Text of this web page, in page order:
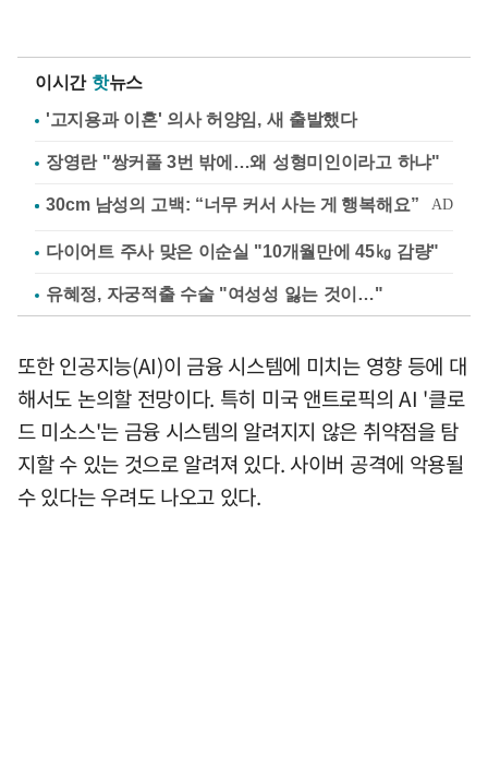
이시간 핫뉴스
'고지용과 이혼' 의사 허양임, 새 출발했다
장영란 "쌍커풀 3번 밖에…왜 성형미인이라고 하냐"
다이어트 주사 맞은 이순실 "10개월만에 45㎏ 감량"
유혜정, 자궁적출 수술 "여성성 잃는 것이…"
또한 인공지능(AI)이 금융 시스템에 미치는 영향 등에 대
해서도 논의할 전망이다. 특히 미국 앤트로픽의 AI '클로
드 미소스'는 금융 시스템의 알려지지 않은 취약점을 탐
지할 수 있는 것으로 알려져 있다. 사이버 공격에 악용될
수 있다는 우려도 나오고 있다.